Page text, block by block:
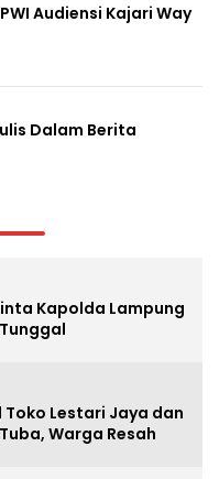
Audiensi Kajari Way
Dalam Berita
Kapolda Lampung
Toko Lestari Jaya dan
Warga Resah